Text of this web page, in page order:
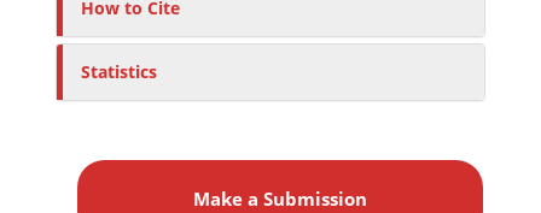
How to Cite
Statistics
Make a Submission